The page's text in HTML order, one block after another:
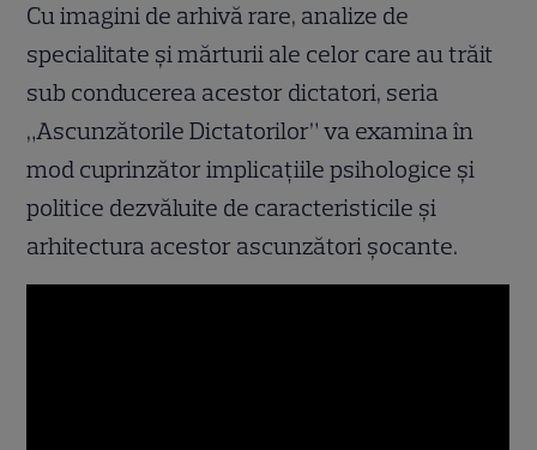
Cu imagini de arhivă rare, analize de
specialitate și mărturii ale celor care au trăit
sub conducerea acestor dictatori, seria
„Ascunzătorile Dictatorilor” va examina în
mod cuprinzător implicațiile psihologice și
politice dezvăluite de caracteristicile și
arhitectura acestor ascunzători șocante.